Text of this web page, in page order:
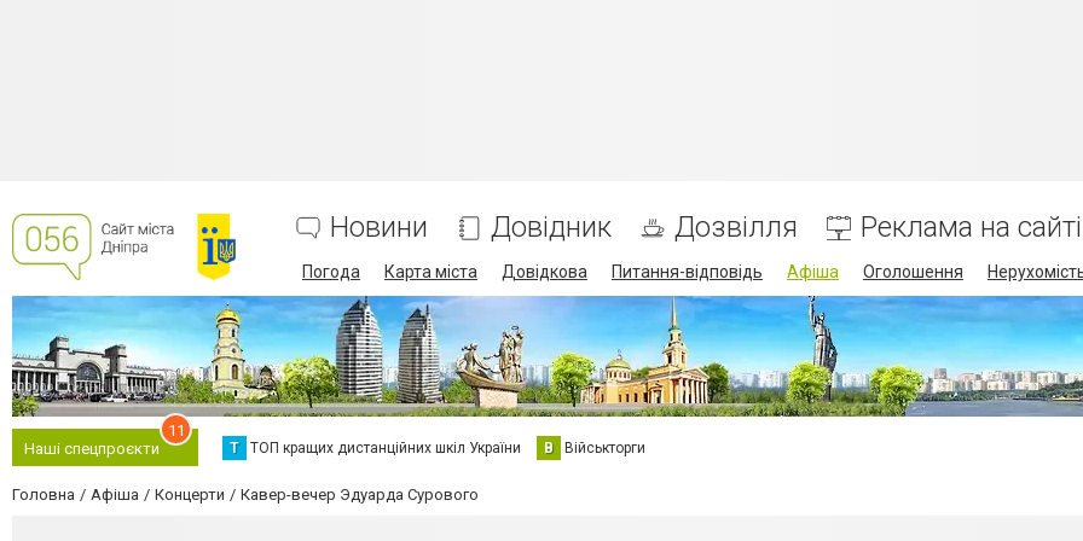
Новини Довідник Дозвілля Реклама на сайті
Погода Карта міста Довідкова Питання-відповідь Афіша Оголошення
Наші спецпроєкти
11
Т ТОП кращих дистанційних шкіл України В Військторги
Головна Афіша Концерти Кавер-вечер Эдуарда Сурового